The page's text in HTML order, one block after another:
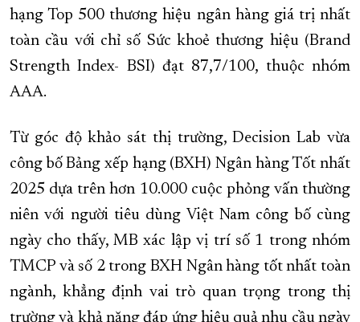
hạng Top 500 thương hiệu ngân hàng giá trị nhất
toàn cầu với chỉ số Sức khoẻ thương hiệu (Brand
Strength Index- BSI) đạt 87,7/100, thuộc nhóm
AAA.
Từ góc độ khảo sát thị trường, Decision Lab vừa
công bố Bảng xếp hạng (BXH) Ngân hàng Tốt nhất
2025 dựa trên hơn 10.000 cuộc phỏng vấn thường
niên với người tiêu dùng Việt Nam công bố cùng
ngày cho thấy, MB xác lập vị trí số 1 trong nhóm
TMCP và số 2 trong BXH Ngân hàng tốt nhất toàn
ngành, khẳng định vai trò quan trọng trong thị
trường và khả năng đáp ứng hiệu quả nhu cầu ngày